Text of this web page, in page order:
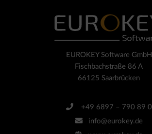
EUROKEY Software GmbH
Fischbachstraße 86 A
66125 Saarbrücken
+49 6897 – 790 89 0
info@eurokey.de